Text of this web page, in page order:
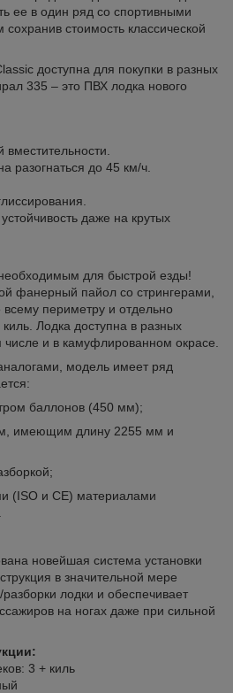
ее в один ряд со спортивными
стоимость классической
доступна для покупки в разных
335 – это ПВХ лодка нового
разогнаться до 45 км/ч.
даже на крутых
для быстрой езды!
фанерный пайол со стрингерами,
периметру и отдельно
Лодка доступна в разных
и в камуфлированном окрасе.
модель имеет ряд
баллонов (450 мм);
имеющим длину 2255 мм и
(ISO и CE) материалами
новейшая система установки
в значительной мере
лодки и обеспечивает
на ногах даже при сильной
3 + киль